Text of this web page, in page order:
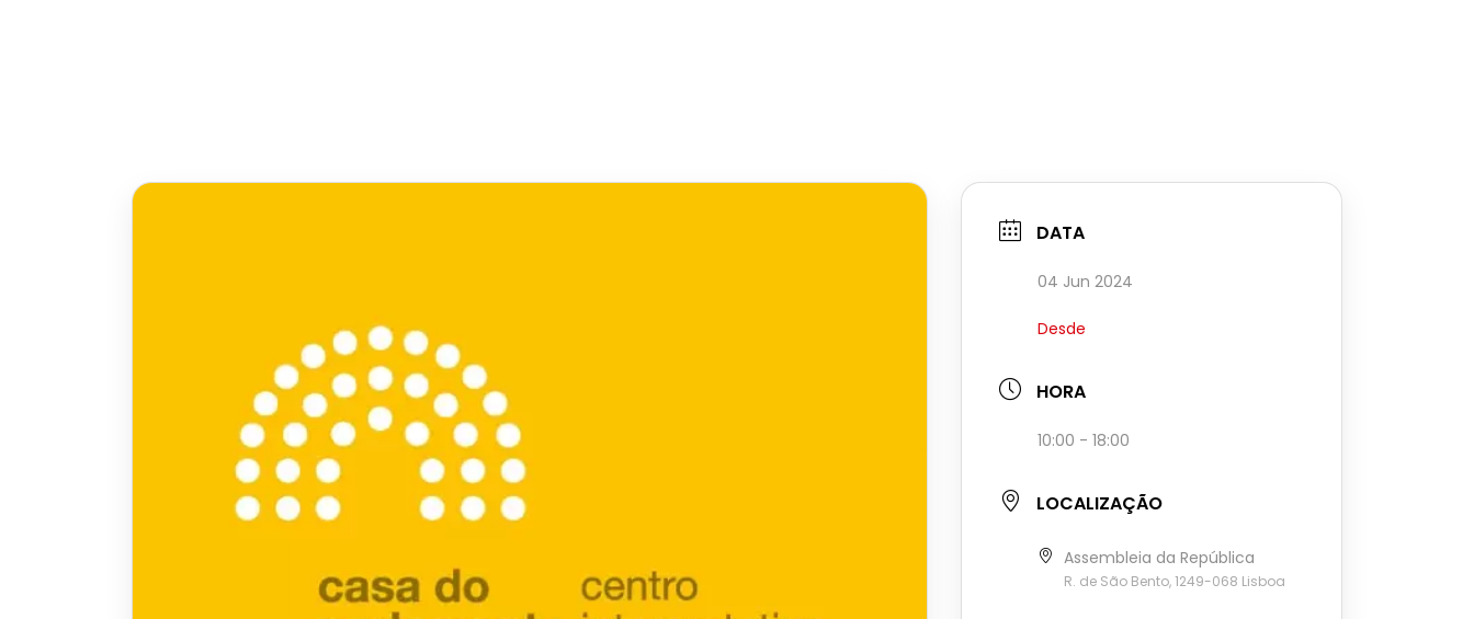
DATA
04 Jun 2024
Desde
HORA
10:00 - 18:00
LOCALIZAÇÃO
Assembleia da República
R. de São Bento, 1249-068 Lisboa